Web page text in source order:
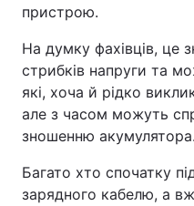
пристрою.
На думку фахівців, це
стрибків напруги та
які, хоча й рідко
але з часом можуть
зношенню акумулятора.
Багато хто спочатку
зарядного кабелю, а